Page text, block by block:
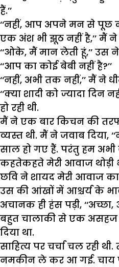
हैं.’’
‘‘नहीं, आप अपने मन से पूछ
एक अंश भी झूठ नहीं है,’’ मैं
‘‘ओके, मैं मान लेती हूं,’’ उस
‘‘आप का कोई बेबी नहीं है?’’
‘‘नहीं, अभी तक नहीं,’’ मैं ने
‘‘क्या शादी को ज्यादा दिन
हो रही थी.
मैं ने एक बार किचन की
व्यस्त थी. मैं ने जवाब दिया,
साल हो गए हैं. परंतु हम अभी
कहतेकहते मेरी आवाज थोड़ी
छवि ने शायद मेरी आवाज
उस की आंखों में आश्चर्य के
अचानक ही हंस पड़ी,
बहुत चालाकी से एक
दिया था.
साहित्य पर चर्चा चल रही
नमकीन ले कर आ गई. चाय